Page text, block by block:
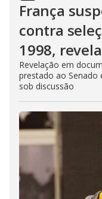
França
contra
1998,
Revelação em
prestado ao Senado
sob discussão